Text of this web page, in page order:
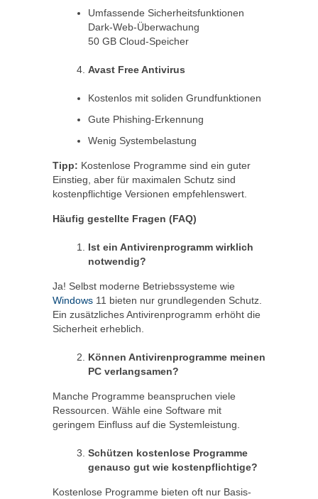
Umfassende Sicherheitsfunktionen
Dark-Web-Überwachung
50 GB Cloud-Speicher
Avast Free Antivirus
Kostenlos mit soliden Grundfunktionen
Gute Phishing-Erkennung
Wenig Systembelastung
Tipp: Kostenlose Programme sind ein guter
Einstieg, aber für maximalen Schutz sind
kostenpflichtige Versionen empfehlenswert.
Häufig gestellte Fragen (FAQ)
Ist ein Antivirenprogramm wirklich
notwendig?
Ja! Selbst moderne Betriebssysteme wie
Windows 11 bieten nur grundlegenden Schutz.
Ein zusätzliches Antivirenprogramm erhöht die
Sicherheit erheblich.
Können Antivirenprogramme meinen
PC verlangsamen?
Manche Programme beanspruchen viele
Ressourcen. Wähle eine Software mit
geringem Einfluss auf die Systemleistung.
Schützen kostenlose Programme
genauso gut wie kostenpflichtige?
Kostenlose Programme bieten oft nur Basis-